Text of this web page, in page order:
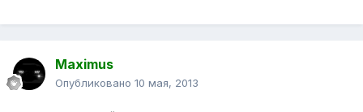
Maximus
Опубликовано 10 мая, 2013